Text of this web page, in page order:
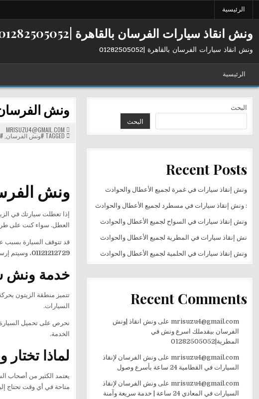
الرئيسية
ونش انقاذ سيارات الفرسان بالقاهرة |01282505052
ونش انقاذ سيارات الفرسان بالقاهرة |01282505052
الرئيسية
ونش الفرسان
MRISUZU4@GMAIL.COM
#ونش الفرسان ,
ونش
إذا تعطلت سيارتك في
العطل. سواء كنت على
قد تتوقف السيارة بسبب
01121212729، وسيتم
خدمة ونش
تتميز منطقة الزيتون
السيارات.
نحرص على تحميل السيارة
الخدمة.
لماذا
يعتمد الكثير من أصحاب
متاحة في أي وقت تحتاج
البحث
البحث
Recent Posts
ونش إنقاذ سيارات في غمرة لجميع الأعطال والحوادث
: ونش إنقاذ سيارات في مسطرد لجميع الأعطال والحوادث
ونش إنقاذ سيارات في السواح لجميع الأعطال والحوادث
نش إنقاذ سيارات في المطرية لجميع الأعطال والحوادث
ونش إنقاذ سيارات في الحلمية لجميع الأعطال والحوادث
Recent Comments
mrisuzu4@gmail.comعلى ونش انقاذ |ونش
الفرسان بيقدملك اسرع ونش في
المطرية|01282505052
mrisuzu4@gmail.comعلى ونش الفرسان لإنقاذ
السيارات في القطامية 24 ساعة بأسرع وصول
mrisuzu4@gmail.comعلى ونش الفرسان لإنقاذ
السيارات في المعادي 24 ساعة | خدمة سريعة وآمنة